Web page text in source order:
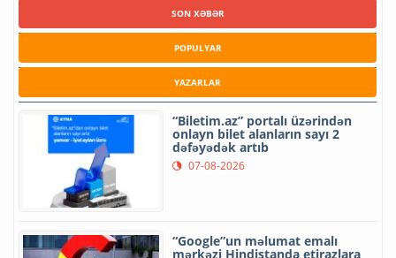
SON XƏBƏR
POPULYAR
YAZARLAR
“Biletim.az” portalı üzərindən
onlayn bilet alanların sayı 2
dəfəyədək artıb
07-08-2026
“Google”un məlumat emalı
mərkəzi Hindistanda etirazlara